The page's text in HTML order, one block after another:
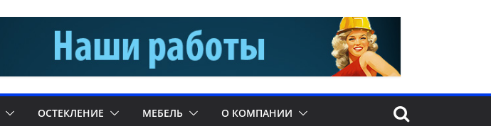
ОСТЕКЛЕНИЕ МЕБЕЛЬ О КОМПАНИИ